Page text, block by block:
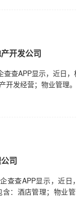
开发公司
查查APP显示，近日
开发经营；物业管理
司
查查APP显示，近
：酒店管理；物业